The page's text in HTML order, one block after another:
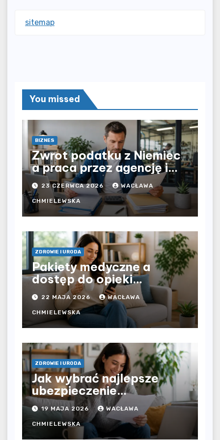
sitemap
You missed
BIZNES
Zwrot podatku z Niemiec
a praca przez agencję i
bezpośrednio u
pracodawcy – jak
rozliczyć oba źródła
dochodu?
23 CZERWCA 2026 WACŁAWA
CHMIELEWSKA
ZDROWIE I URODA
Pakiety medyczne a
dostęp do opieki
zdrowotnej bez
ograniczeń czasowych –
czy prywatna opieka daje
większą swobodę?
22 MAJA 2026 WACŁAWA
CHMIELEWSKA
ZDROWIE I URODA
Jak wybrać najlepsze
ubezpieczenie
komunikacyjne i uniknąć
kosztownych błędów?
19 MAJA 2026 WACŁAWA
CHMIELEWSKA